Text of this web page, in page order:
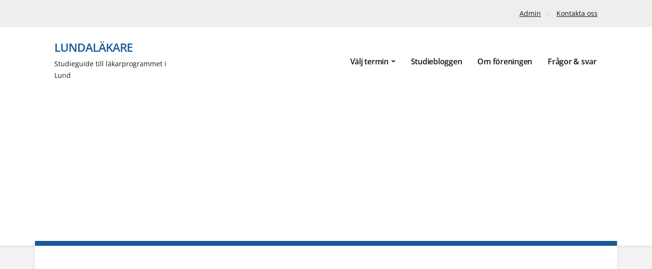
Admin Kontakta oss
LUNDALÄKARE
Studieguide till läkarprogrammet i
Lund
Välj termin Studiebloggen Om föreningen Frågor & svar